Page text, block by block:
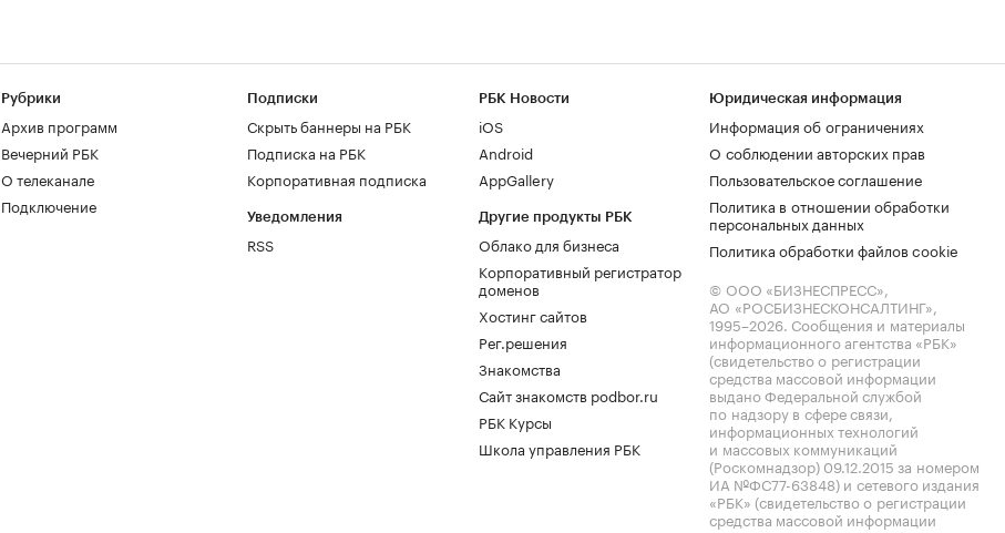
Рубрики
Архив программ
Вечерний РБК
О телеканале
Подключение
Подписки
Скрыть баннеры на РБК
Подписка на РБК
Корпоративная подписка
Уведомления
RSS
РБК Новости
iOS
Android
AppGallery
Другие продукты РБК
Облако для бизнеса
Корпоративный регистратор
доменов
Хостинг сайтов
Рег.решения
Знакомства
Сайт знакомств podbor.ru
РБК Курсы
Школа управления РБК
Юридическая информация
Информация об ограничениях
О соблюдении авторских прав
Пользовательское соглашение
Политика в отношении обработки
персональных данных
Политика обработки файлов cookie
© ООО «БИЗНЕСПРЕСС»,
АО «РОСБИЗНЕСКОНСАЛТИНГ»,
1995–2026. Сообщения и материалы
информационного агентства «РБК»
(свидетельство о регистрации
средства массовой информации
выдано Федеральной службой
по надзору в сфере связи,
информационных технологий
и массовых коммуникаций
(Роскомнадзор) 09.12.2015 за номером
ИА №ФС77-63848) и сетевого издания
«РБК» (свидетельство о регистрации
средства массовой информации